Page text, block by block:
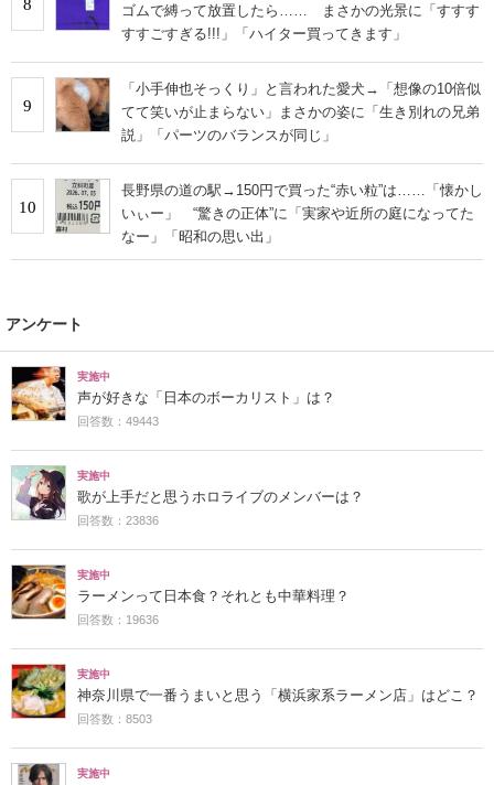
8
ゴムで縛って放置したら…… まさかの光景に「すすす
すすごすぎる!!!」「ハイター買ってきます」
9
「小手伸也そっくり」と言われた愛犬→「想像の10倍似
てて笑いが止まらない」まさかの姿に「生き別れの兄弟
説」「パーツのバランスが同じ」
10
長野県の道の駅→150円で買った“赤い粒”は……「懐かし
いぃー」 “驚きの正体”に「実家や近所の庭になってた
なー」「昭和の思い出」
アンケート
実施中
声が好きな「日本のボーカリスト」は？
回答数：49443
実施中
歌が上手だと思うホロライブのメンバーは？
回答数：23836
実施中
ラーメンって日本食？それとも中華料理？
回答数：19636
実施中
神奈川県で一番うまいと思う「横浜家系ラーメン店」はどこ？
回答数：8503
実施中